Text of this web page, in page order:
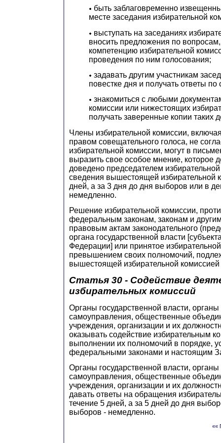
быть заблаговременно
месте заседания избирательной
выступать на заседаниях
вносить предложения по
компетенцию избирательной
проведения по ним голосования;
задавать другим участникам
повестке дня и получать ответы по
знакомиться с любыми
комиссии или нижестоящих
получать заверенные копии таких
Члены избирательной комиссии,
правом совещательного голоса, не
избирательной комиссии, могут в
выразить свое особое мнение, которое
доведено председателем
сведения вышестоящей избирательной
дней, а за 3 дня до дня выборов или в
немедленно.
Решение избирательной комиссии,
федеральным законам, законам и
правовым актам законодательного
органа государственной власти
Федерации] или принятое
превышением своих полномочий,
вышестоящей избирательной комиссией
Статья 30 - Содействие
избирательных комиссий
Органы государственной власти, органы
самоуправления, общественные
учреждения, организации и их
оказывать содействие избирательным
выполнении их полномочий в порядке,
федеральными законами и настоящим
Органы государственной власти, органы
самоуправления, общественные
учреждения, организации и их
давать ответы на обращения
течение 5 дней, а за 5 дней до дня
выборов - немедленно.
««